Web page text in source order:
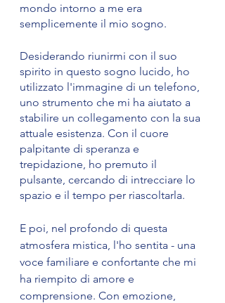
mondo intorno a me era
semplicemente il mio sogno.
Desiderando riunirmi con il suo
spirito in questo sogno lucido, ho
utilizzato l'immagine di un telefono,
uno strumento che mi ha aiutato a
stabilire un collegamento con la sua
attuale esistenza. Con il cuore
palpitante di speranza e
trepidazione, ho premuto il
pulsante, cercando di intrecciare lo
spazio e il tempo per riascoltarla.
E poi, nel profondo di questa
atmosfera mistica, l'ho sentita - una
voce familiare e confortante che mi
ha riempito di amore e
comprensione. Con emozione,